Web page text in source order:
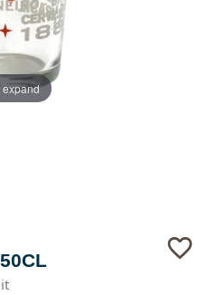
expand
favorite_border